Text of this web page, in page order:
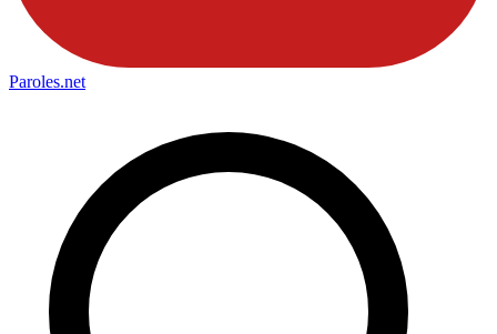
Paroles.net